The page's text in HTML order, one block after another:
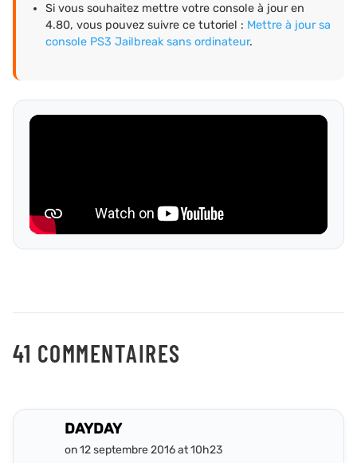
Si vous souhaitez mettre votre console à jour en
4.80, vous pouvez suivre ce tutoriel : Mettre à jour sa
console PS3 Jailbreak sans ordinateur.
41 COMMENTAIRES
DAYDAY
on 12 septembre 2016 at 10h23